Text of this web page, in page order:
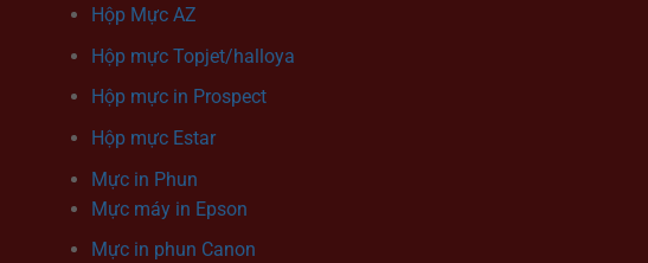
Hộp Mực AZ
Hộp mực Topjet/halloya
Hộp mực in Prospect
Hộp mực Estar
Mực in Phun
Mực máy in Epson
Mực in phun Canon